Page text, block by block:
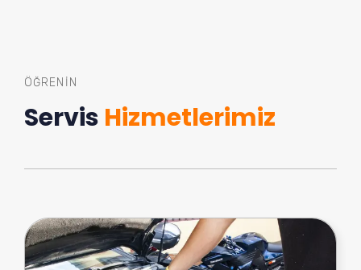
ÖĞRENIN
Servis Hizmetlerimiz